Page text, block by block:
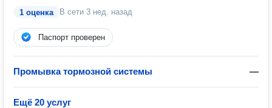
1 оценка В сети 3 нед. назад
Паспорт проверен
Промывка тормозной системы —
Ещё 20 услуг